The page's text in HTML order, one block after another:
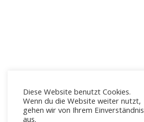
Diese Website benutzt Cookies.
Wenn du die Website weiter nutzt,
gehen wir von Ihrem Einverständnis
aus.